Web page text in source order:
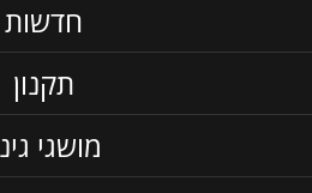
חדשות
תקנון
מושגי